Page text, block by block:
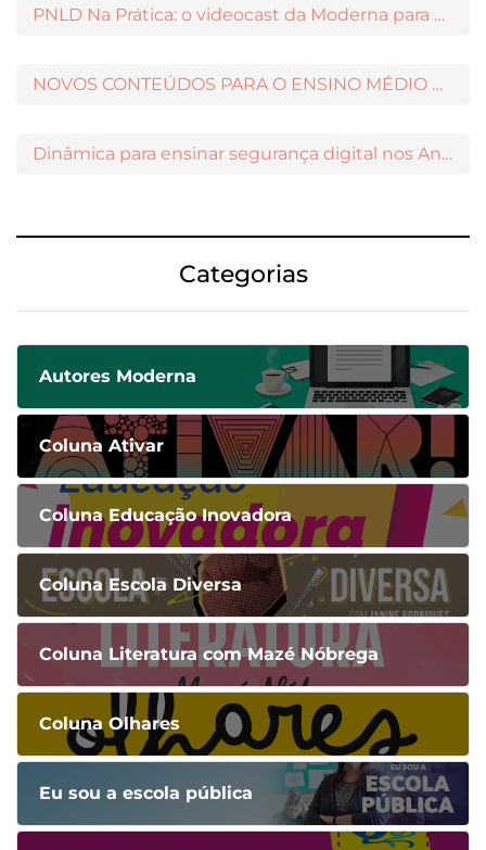
PNLD Na Prática: o videocast da Moderna para apoiar a escolha das obras aprovadas
NOVOS CONTEÚDOS PARA O ENSINO MÉDIO DISPONÍVEIS NO MODERNAMIGOS
Dinâmica para ensinar segurança digital nos Anos Iniciais
Categorias
Autores Moderna
Coluna Ativar
Coluna Educação Inovadora
Coluna Escola Diversa
Coluna Literatura com Mazé Nóbrega
Coluna Olhares
Eu sou a escola pública